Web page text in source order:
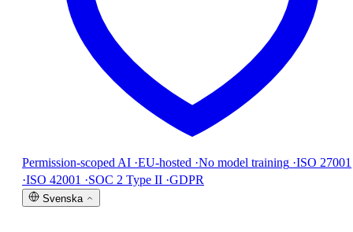
Permission-scoped AI ·EU-hosted ·No model training ·ISO 27001
·ISO 42001 ·SOC 2 Type II ·GDPR
Svenska